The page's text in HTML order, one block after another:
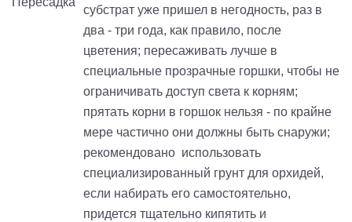
субстрат уже пришел в негодность, раз в
два - три года, как правило, после
цветения; пересаживать лучше в
специальные прозрачные горшки, чтобы не
ограничивать доступ света к корням;
прятать корни в горшок нельзя - по крайне
мере частично они должны быть снаружи;
рекомендовано использовать
специализированный грунт для орхидей,
если набирать его самостоятельно,
придется тщательно кипятить и